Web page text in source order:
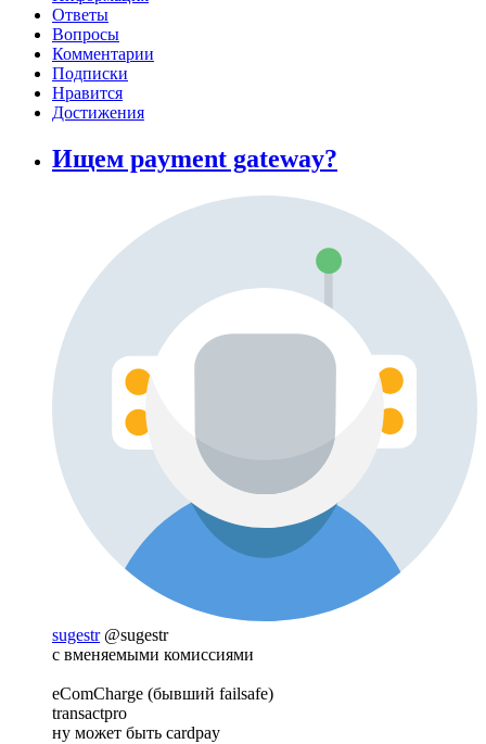
Ответы
Вопросы
Комментарии
Подписки
Нравится
Достижения
Ищем payment gateway?
sugestr @sugestr
с вменяемыми комиссиями
eComCharge (бывший failsafe)
transactpro
ну может быть cardpay